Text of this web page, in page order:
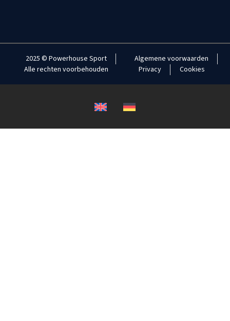
2025 © Powerhouse Sport
Alle rechten voorbehouden
Algemene voorwaarden
Privacy
Cookies